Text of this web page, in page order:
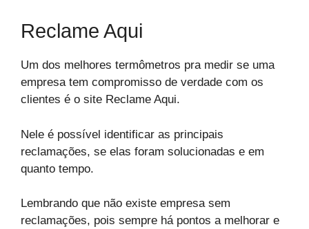
Reclame Aqui
Um dos melhores termômetros pra medir se uma
empresa tem compromisso de verdade com os
clientes é o site Reclame Aqui.
Nele é possível identificar as principais
reclamações, se elas foram solucionadas e em
quanto tempo.
Lembrando que não existe empresa sem
reclamações, pois sempre há pontos a melhorar e